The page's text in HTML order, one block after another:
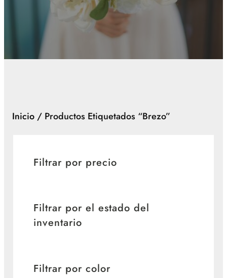
Inicio / Productos Etiquetados “brezo”
Filtrar por precio
Filtrar por el estado del
inventario
Filtrar por color